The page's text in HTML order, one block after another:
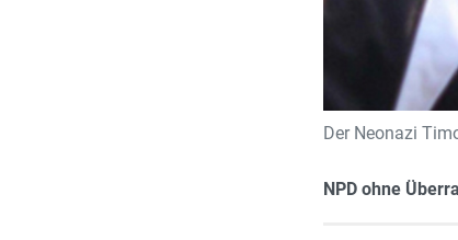
Der Neonazi
NPD ohne